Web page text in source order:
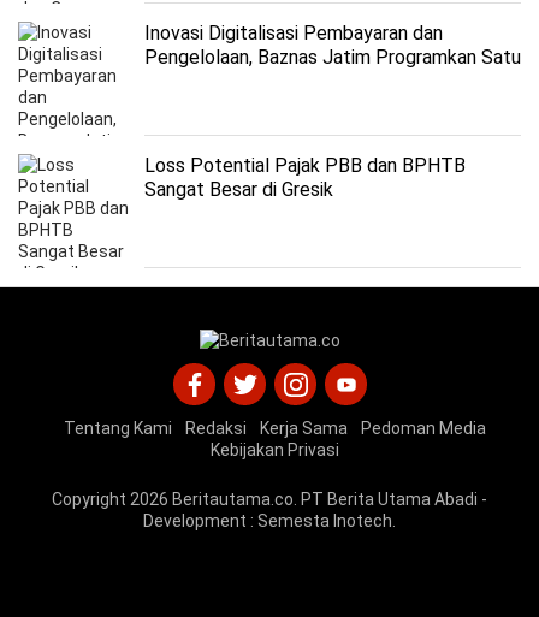
Inovasi Digitalisasi Pembayaran dan
Pengelolaan, Baznas Jatim Programkan Satu
Loss Potential Pajak PBB dan BPHTB
Sangat Besar di Gresik
Tentang Kami Redaksi Kerja Sama
Pedoman Media
Kebijakan Privasi
Copyright 2026 Beritautama.co . PT Berita Utama Abadi -
Development : Semesta Inotech